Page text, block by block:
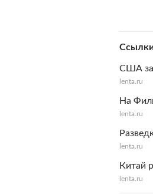
США
lenta.ru
На
lenta.ru
lenta.ru
Китай
lenta.ru